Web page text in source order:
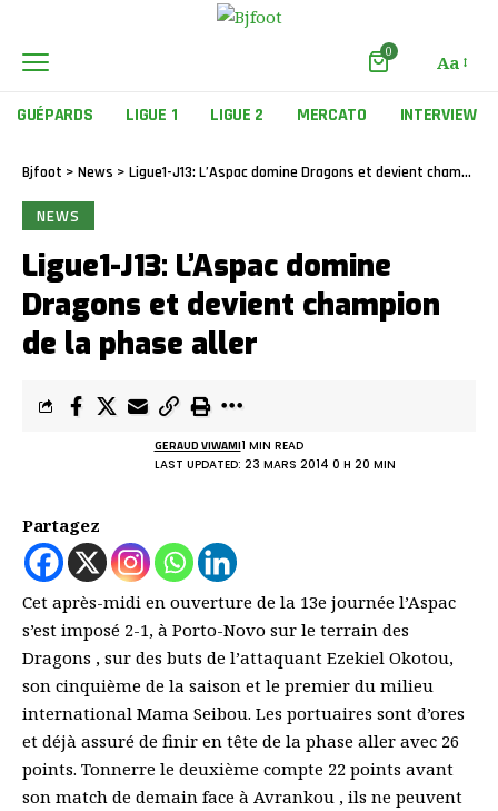
0 Aa
GUÉPARDS LIGUE 1 LIGUE 2 MERCATO INTERVIEW
Bjfoot > News > Ligue1-J13: L’Aspac domine Dragons et devient champion de la phase aller
NEWS
Ligue1-J13: L’Aspac domine
Dragons et devient champion
de la phase aller
LAST UPDATED: 23 MARS 2014 0 H 20 MIN
GERAUD VIWAMI1 MIN READ
Partagez
Cet après-midi en ouverture de la 13e journée l’Aspac
s’est imposé 2-1, à Porto-Novo sur le terrain des
Dragons , sur des buts de l’attaquant Ezekiel Okotou,
son cinquième de la saison et le premier du milieu
international Mama Seibou. Les portuaires sont d’ores
et déjà assuré de finir en tête de la phase aller avec 26
points. Tonnerre le deuxième compte 22 points avant
son match de demain face à Avrankou , ils ne peuvent